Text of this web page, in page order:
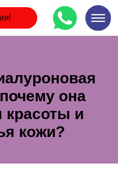
она
красоты и
кожи?